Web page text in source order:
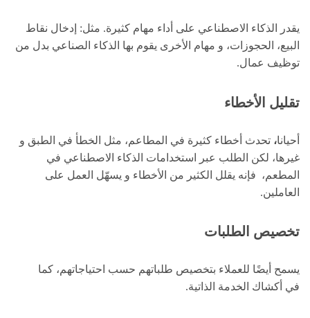
يقدر الذكاء الاصطناعي على أداء مهام كثيرة. مثل: إدخال نقاط
البيع، الحجوزات، و مهام الأخرى يقوم بها الذكاء الصناعي بدل من
توظيف عمال.
تقليل الأخطاء
أحيانا، تحدث أخطاء كثيرة في المطاعم، مثل الخطأ في الطبق و
غيرها، لكن الطلب عبر استخدامات الذكاء الاصطناعي في
المطعم، فإنه يقلل الكثير من الأخطاء و يسهّل العمل على
العاملين.
تخصيص الطلبات
يسمح أيضًا للعملاء بتخصيص طلباتهم حسب احتياجاتهم، كما
في أكشاك الخدمة الذاتية.